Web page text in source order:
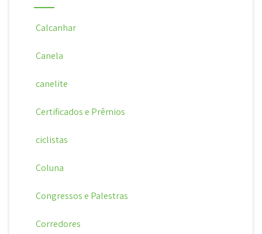
Calcanhar
Canela
canelite
Certificados e Prêmios
ciclistas
Coluna
Congressos e Palestras
Corredores